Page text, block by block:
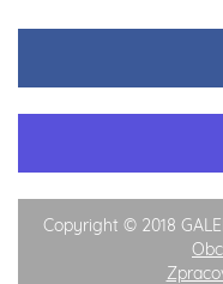
Copyright © 2018